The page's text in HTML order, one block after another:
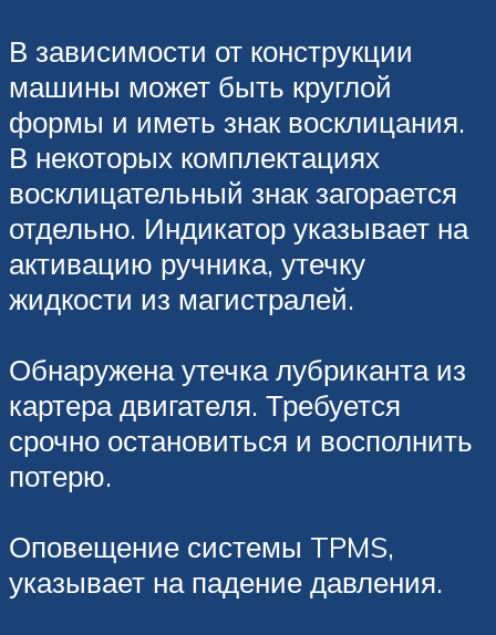
В зависимости от конструкции
машины может быть круглой
формы и иметь знак восклицания.
В некоторых комплектациях
восклицательный знак загорается
отдельно. Индикатор указывает на
активацию ручника, утечку
жидкости из магистралей.
Обнаружена утечка лубриканта из
картера двигателя. Требуется
срочно остановиться и восполнить
потерю.
Оповещение системы TPMS,
указывает на падение давления.